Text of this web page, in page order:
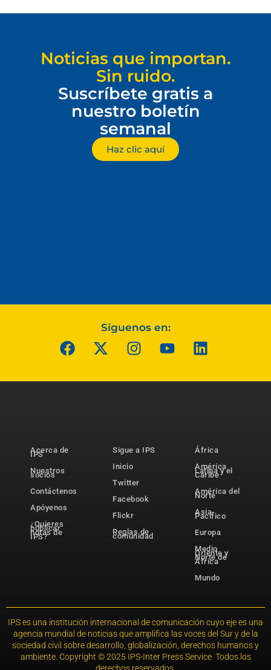
Noticias que importan.
Sin ruido.
Suscríbete gratis a
nuestro boletín
semanal
Haz clic aquí
Síguenos en:
Acerca de
IPS
Nuestros
socios
Contáctenos
Apóyenos
¿Quieres
publicar
notas de
IPS?
Sigue a IPS
Inicio
Twitter
Facebook
Flickr
Reglas de
comunidad
África
América
Latina y el
Caribe
América del
Norte
Asia-
Pacífico
Europa
Medio
Oriente y
Norte de
África
Mundo
IPS es una institución internacional de comunicación cuyo eje es una
agencia mundial de noticias que amplifica las voces del Sur y de la
sociedad civil sobre desarrollo, globalización, derechos humanos y
ambiente. Copyright © 2025 IPS-Inter Press Service. Todos los